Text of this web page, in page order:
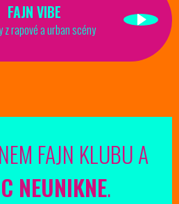
FAJN VIBE
z rapové a urban scény
FAJN KLUBU A
NEUNIKNE.